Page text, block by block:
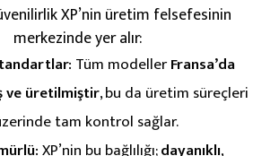
XP’nin üretim felsefesinin
merkezinde yer alır:
Tüm modellerFransa’da
ve üretilmiştir, bu da üretim süreçleri
tam kontrol sağlar.
XP’nin bu bağlılığı;dayanıklı,